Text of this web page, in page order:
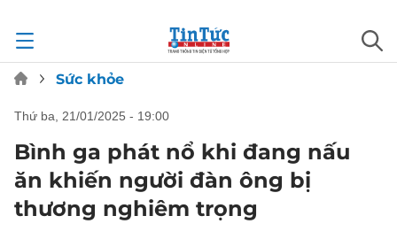
Sức khỏe
thứ ba, 21/01/2025 - 19:00
Bình ga phát nổ khi đang nấu
ăn khiến người đàn ông bị
thương nghiêm trọng